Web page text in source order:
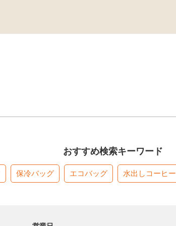
おすすめ検索キーワード
保冷バッグ エコバッグ 水出しコーヒー